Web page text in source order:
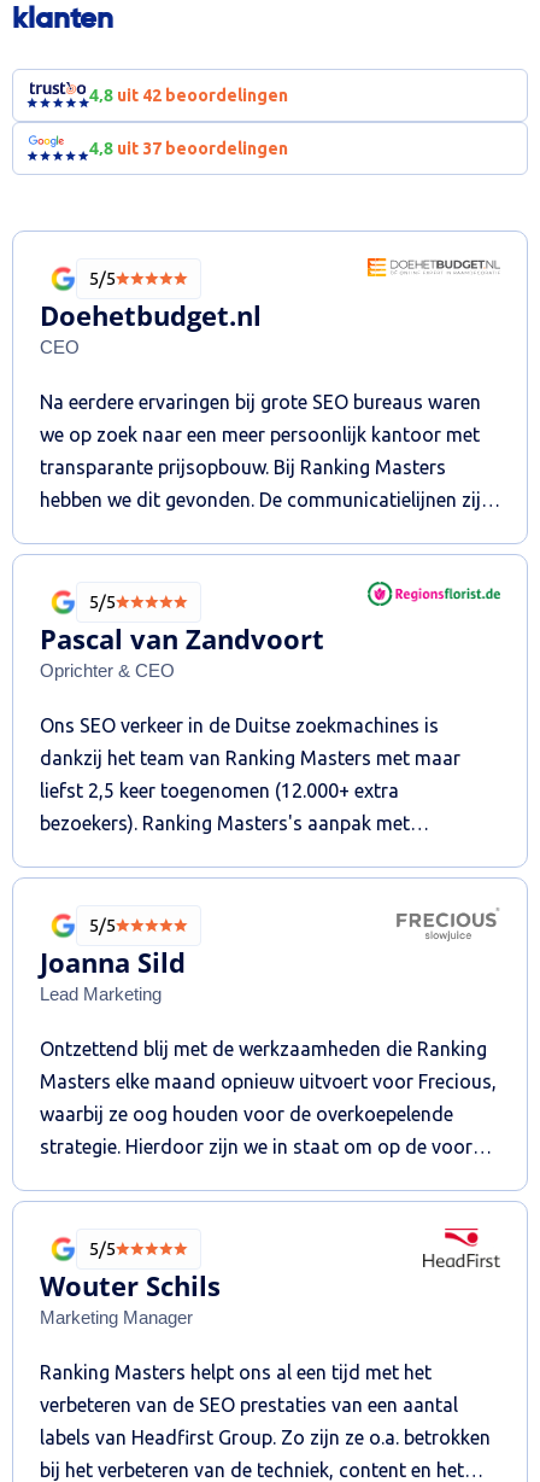
klanten
4,8uit 42 beoordelingen
4,8 uit 37 beoordelingen
5/5
Doehetbudget.nl
CEO
Na eerdere ervaringen bij grote SEO bureaus waren
we op zoek naar een meer persoonlijk kantoor met
transparante prijsopbouw. Bij Ranking Masters
hebben we dit gevonden. De communicatielijnen zijn
vallen, is groot. Tegen scherpe tarieven wordt er
goed werk geleverd en worden aan de hand van een
strategisch plan, maandelijks de acties uitgezet. Dit
van de website en bezoekers van Doehetbudget.nl.
5/5
Pascal van Zandvoort
Oprichter & CEO
Ons SEO verkeer in de Duitse zoekmachines is
dankzij het team van Ranking Masters met maar
liefst 2,5 keer toegenomen (12.000+ extra
bezoekers). Ranking Masters's aanpak met
samenwerking is zeer prettig. Wij bevelen ze aan.
5/5
Joanna Sild
Lead Marketing
Ontzettend blij met de werkzaamheden die Ranking
Masters elke maand opnieuw uitvoert voor Frecious,
waarbij ze oog houden voor de overkoepelende
strategie. Hierdoor zijn we in staat om op de voor
aan het doen zijn door de transparante manier van
werken. Wij ervaren Ranking Masters hierdoor als
kundig en betrouwbaar waardoor ik ze van harte aan
5/5
Wouter Schils
Marketing Manager
Ranking Masters helpt ons al een tijd met het
verbeteren van de SEO prestaties van een aantal
labels van Headfirst Group. Zo zijn ze o.a. betrokken
bij het verbeteren van de techniek, content en het